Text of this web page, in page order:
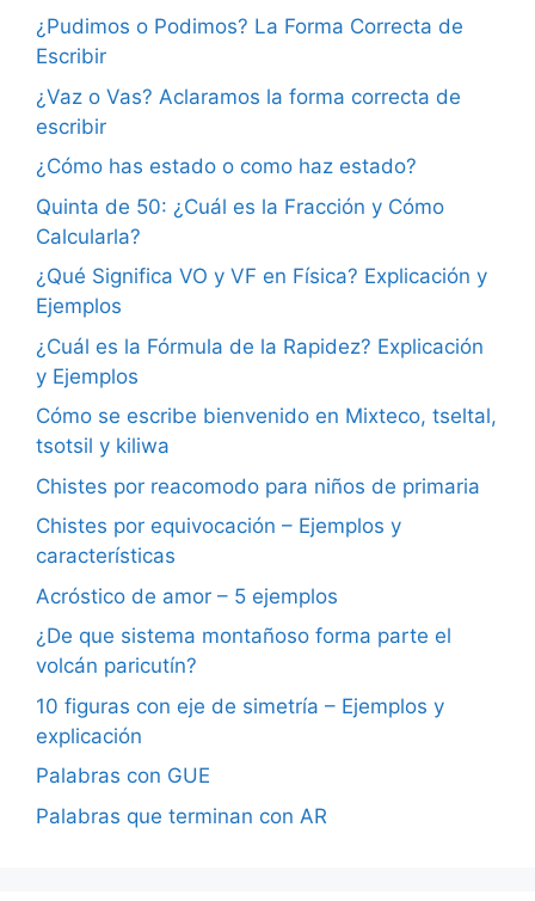
¿Pudimos o Podimos? La Forma Correcta de
Escribir
¿Vaz o Vas? Aclaramos la forma correcta de
escribir
¿Cómo has estado o como haz estado?
Quinta de 50: ¿Cuál es la Fracción y Cómo
Calcularla?
¿Qué Significa VO y VF en Física? Explicación y
Ejemplos
¿Cuál es la Fórmula de la Rapidez? Explicación
y Ejemplos
Cómo se escribe bienvenido en Mixteco, tseltal,
tsotsil y kiliwa
Chistes por reacomodo para niños de primaria
Chistes por equivocación – Ejemplos y
características
Acróstico de amor – 5 ejemplos
¿De que sistema montañoso forma parte el
volcán paricutín?
10 figuras con eje de simetría – Ejemplos y
explicación
Palabras con GUE
Palabras que terminan con AR